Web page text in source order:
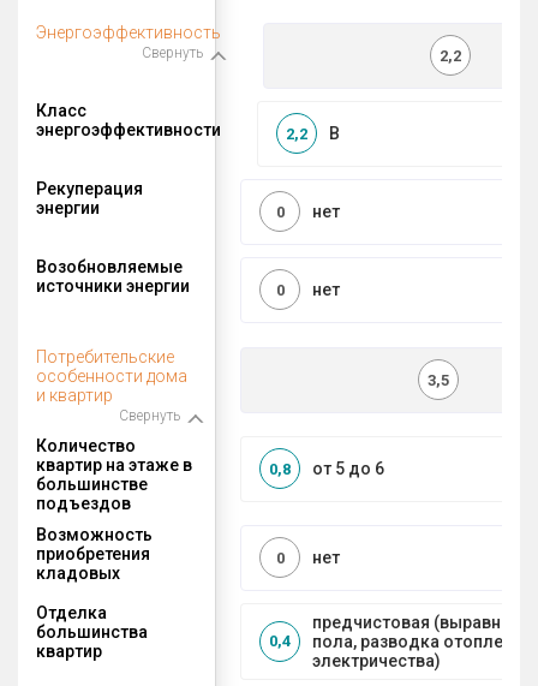
Энергоэффективность
Свернуть 2,2
Класс
энергоэффективности
B
2,2
Рекуперация
энергии
нет
0
Возобновляемые
источники энергии
нет
0
Потребительские
особенности дома
и квартир
Свернуть
3,5
Количество
квартир на этаже в
большинстве
подъездов
от 5 до 6
0,8
Возможность
приобретения
кладовых
нет
0
Отделка
большинства
квартир
предчистовая
пола, разводка отопления
электричества)
0,4